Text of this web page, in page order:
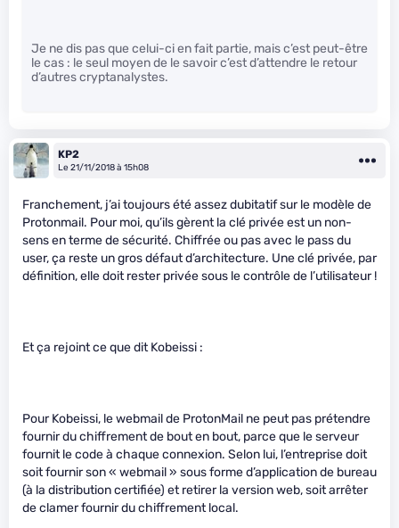
Je ne dis pas que celui-ci en fait partie, mais c’est peut-être
le cas : le seul moyen de le savoir c’est d’attendre le retour
d’autres cryptanalystes.
KP2
Le 21/11/2018 à 15h08
Franchement, j’ai toujours été assez dubitatif sur le modèle de
Protonmail. Pour moi, qu’ils gèrent la clé privée est un non-
sens en terme de sécurité. Chiffrée ou pas avec le pass du
user, ça reste un gros défaut d’architecture. Une clé privée, par
définition, elle doit rester privée sous le contrôle de l’utilisateur !
Et ça rejoint ce que dit Kobeissi :
Pour Kobeissi, le webmail de ProtonMail ne peut pas prétendre
fournir du chiffrement de bout en bout, parce que le serveur
fournit le code à chaque connexion. Selon lui, l’entreprise doit
soit fournir son « webmail » sous forme d’application de bureau
(à la distribution certifiée) et retirer la version web, soit arrêter
de clamer fournir du chiffrement local.